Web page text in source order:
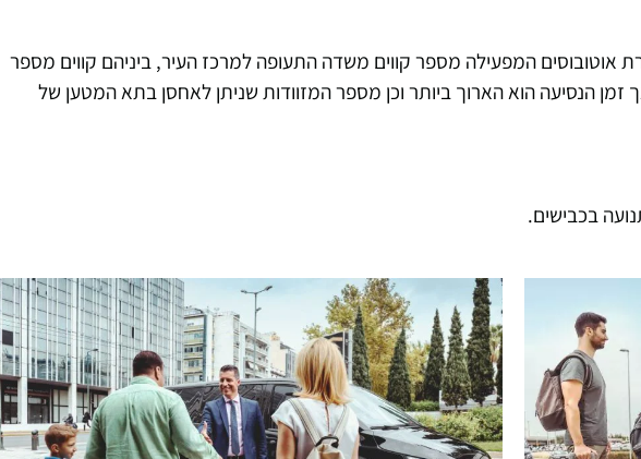
אוטובוסים המפעילה מספר קווים משדה התעופה למרכז העיר, ביניהם קווים מספר
אך זמן הנסיעה הוא הארוך ביותר וכן מספר המזוודות שניתן לאחסן בתא המטען של
בכבישים.